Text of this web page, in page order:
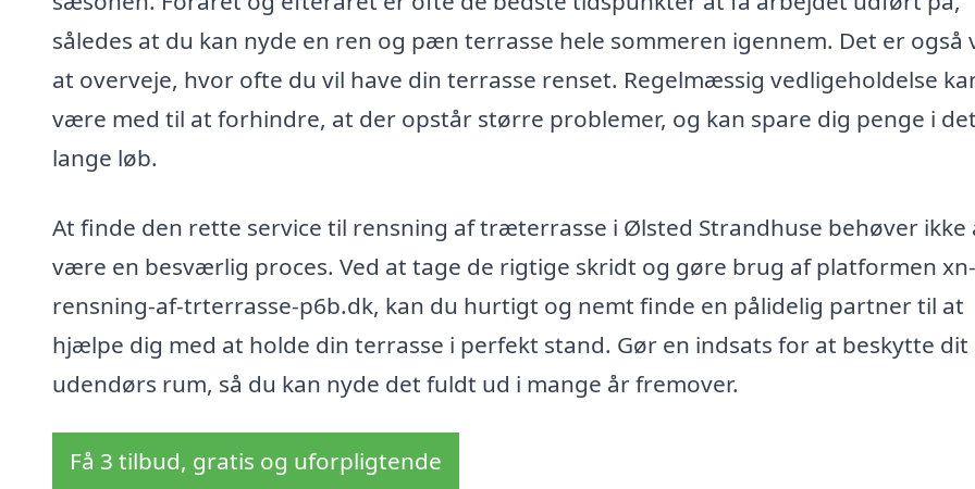
således at du kan nyde en ren og pæn terrasse hele sommeren igennem. Det er også
at overveje, hvor ofte du vil have din terrasse renset. Regelmæssig vedligeholdelse
være med til at forhindre, at der opstår større problemer, og kan spare dig penge i det
lange løb.
At finde den rette service til rensning af træterrasse i Ølsted Strandhuse behøver ikke
være en besværlig proces. Ved at tage de rigtige skridt og gøre brug af platformen
rensning-af-trterrasse-p6b.dk, kan du hurtigt og nemt finde en pålidelig partner til at
hjælpe dig med at holde din terrasse i perfekt stand. Gør en indsats for at beskytte dit
udendørs rum, så du kan nyde det fuldt ud i mange år fremover.
Få 3 tilbud, gratis og uforpligtende